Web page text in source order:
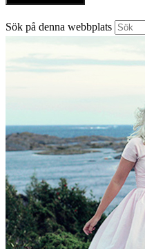
Sök på denna webbplats